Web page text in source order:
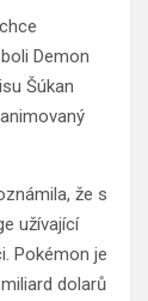
Demon
Šúkan
že s
užívající
Pokémon je
dolarů